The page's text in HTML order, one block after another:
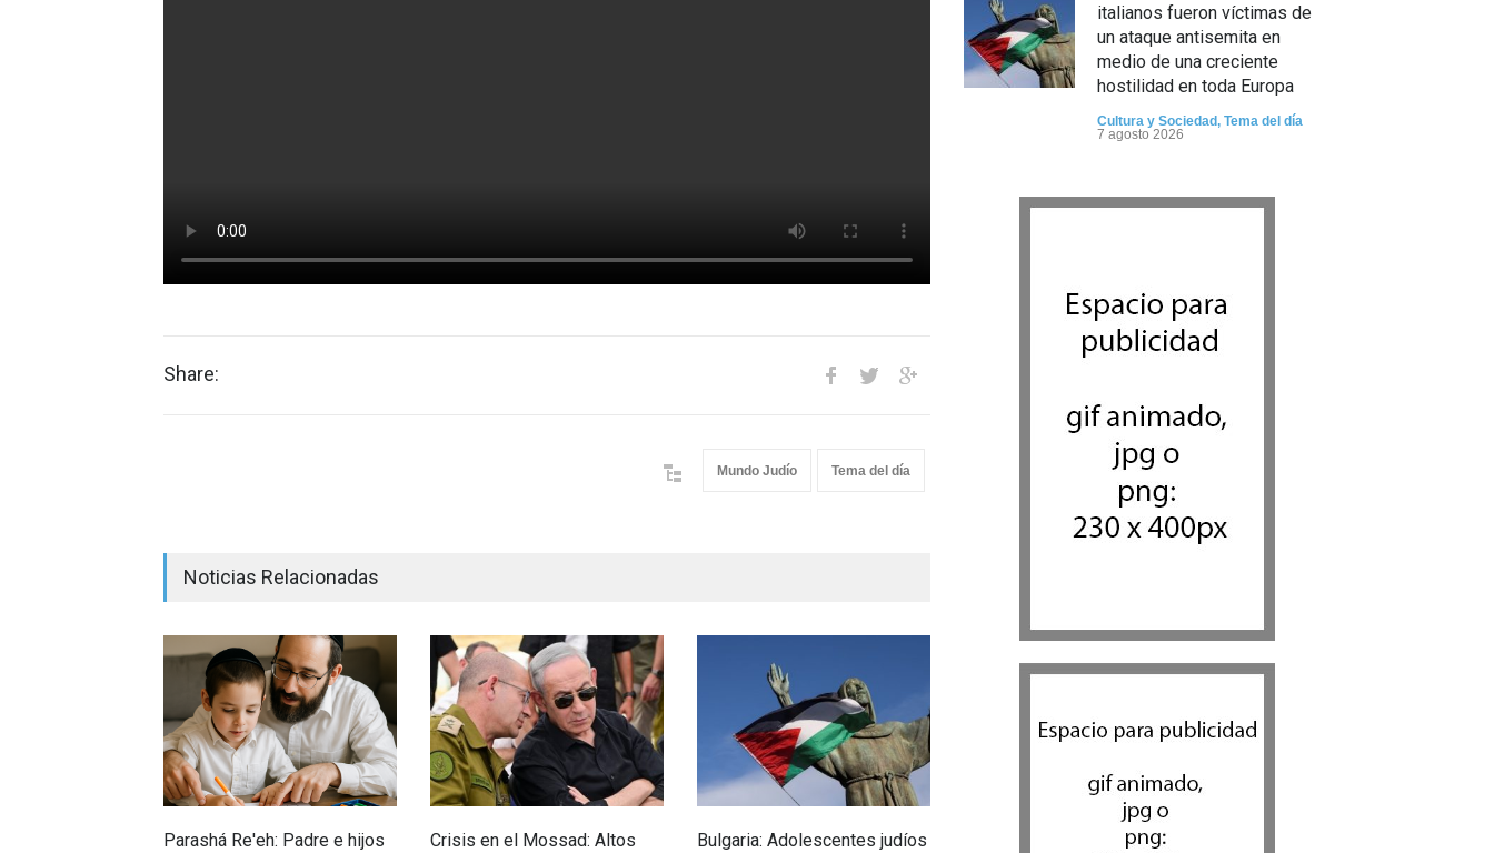
Share:
Mundo Judío Tema del día
Noticias Relacionadas
Parashá Re'eh: Padre e hijos
Crisis en el Mossad: Altos
Bulgaria: Adolescentes judíos
Dos israelíes escapan de
italianos fueron víctimas de
un ataque antisemita en
medio de una creciente
hostilidad en toda Europa
Cultura y Sociedad, Tema del día
7 agosto 2026
Jenin después de que un giro
Tema del día
Alarma en Israel: Crece el
haya sufrido un daño
permanente
7 agosto 2026